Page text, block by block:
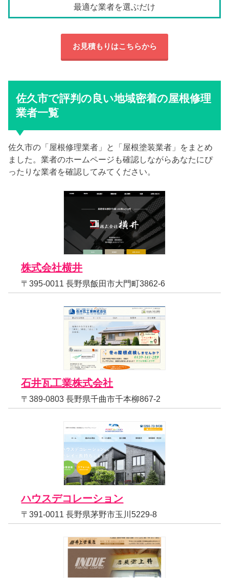
最適な業者を選ぶだけ
お見積もりはこちらから
佐久市で評判の良い地域密着の屋根修理
業者一覧
佐久市の「屋根修理業者」と「屋根塗装業者」をまとめ
ました。業者のホームページも確認しながらあなたにぴ
ったりな業者を確認してみてください。
株式会社横井
〒395-0011 長野県飯田市大門町3862-6
石井瓦工業株式会社
〒389-0803 長野県千曲市千本柳867-2
ハウスデコレーション
〒391-0011 長野県茅野市玉川5229-8